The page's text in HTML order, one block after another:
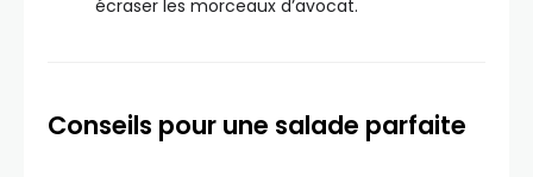
écraser les morceaux d’avocat.
Conseils pour une salade parfaite